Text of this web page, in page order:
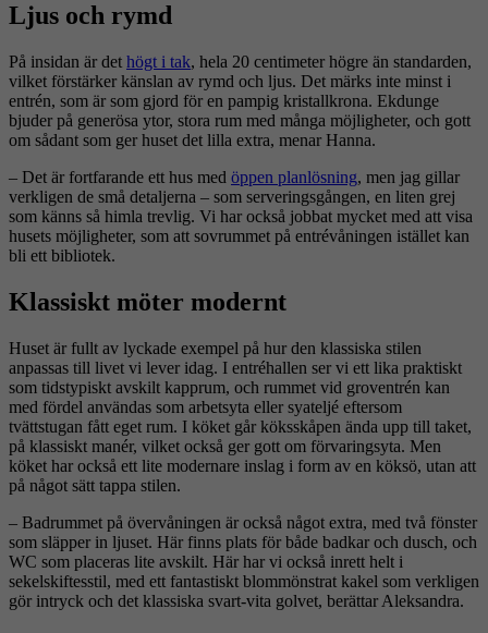
Ljus och rymd
På insidan är det högt i tak, hela 20 centimeter högre än standarden,
vilket förstärker känslan av rymd och ljus. Det märks inte minst i
entrén, som är som gjord för en pampig kristallkrona. Ekdunge
bjuder på generösa ytor, stora rum med många möjligheter, och gott
om sådant som ger huset det lilla extra, menar Hanna.
– Det är fortfarande ett hus med öppen planlösning, men jag gillar
verkligen de små detaljerna – som serveringsgången, en liten grej
som känns så himla trevlig. Vi har också jobbat mycket med att visa
husets möjligheter, som att sovrummet på entrévåningen istället kan
bli ett bibliotek.
Klassiskt möter modernt
Huset är fullt av lyckade exempel på hur den klassiska stilen
anpassas till livet vi lever idag. I entréhallen ser vi ett lika praktiskt
som tidstypiskt avskilt kapprum, och rummet vid groventrén kan
med fördel användas som arbetsyta eller syateljé eftersom
tvättstugan fått eget rum. I köket går köksskåpen ända upp till taket,
på klassiskt manér, vilket också ger gott om förvaringsyta. Men
köket har också ett lite modernare inslag i form av en köksö, utan att
på något sätt tappa stilen.
– Badrummet på övervåningen är också något extra, med två fönster
som släpper in ljuset. Här finns plats för både badkar och dusch, och
WC som placeras lite avskilt. Här har vi också inrett helt i
sekelskiftesstil, med ett fantastiskt blommönstrat kakel som verkligen
gör intryck och det klassiska svart-vita golvet, berättar Aleksandra.